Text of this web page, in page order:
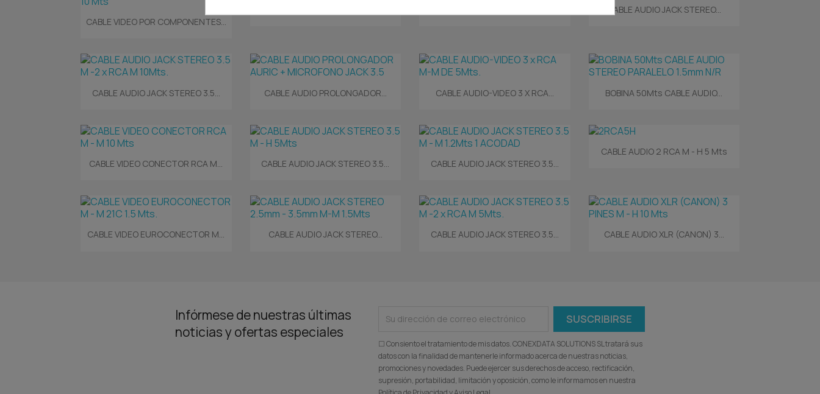
Vista rápida
CABLE VIDEO POR COMPONENTES...
Vista rápida
CABLE AUDIO JACK STEREO...
Vista rápida
CABLE AUDIO JACK STEREO 3.5... Vista rápida
CABLE AUDIO PROLONGADOR... Vista rápida
CABLE AUDIO-VIDEO 3 X RCA... Vista rápida
BOBINA 50Mts CABLE AUDIO...
Vista rápida
CABLE VIDEO CONECTOR RCA M... Vista rápida
CABLE AUDIO JACK STEREO 3.5... Vista rápida
CABLE AUDIO JACK STEREO 3.5...
Vista rápida
CABLE AUDIO 2 RCA M - H 5 Mts
Vista rápida
CABLE VIDEO EUROCONECTOR M... Vista rápida
CABLE AUDIO JACK STEREO... Vista rápida
CABLE AUDIO JACK STEREO 3.5... Vista rápida
CABLE AUDIO XLR (CANON) 3...
Infórmese de nuestras últimas
noticias y ofertas especiales
☐ Consiento el tratamiento de mis datos. CONEXDATA SOLUTIONS SL tratará sus
datos con la finalidad de mantenerle informado acerca de nuestras noticias,
promociones y novedades. Puede ejercer sus derechos de acceso, rectificación,
supresión, portabilidad, limitación y oposición, como le informamos en nuestra